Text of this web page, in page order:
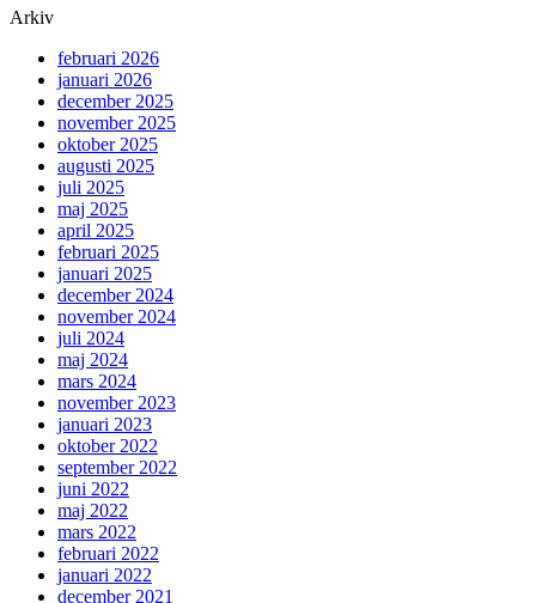
Arkiv
februari 2026
januari 2026
december 2025
november 2025
oktober 2025
augusti 2025
juli 2025
maj 2025
april 2025
februari 2025
januari 2025
december 2024
november 2024
juli 2024
maj 2024
mars 2024
november 2023
januari 2023
oktober 2022
september 2022
juni 2022
maj 2022
mars 2022
februari 2022
januari 2022
december 2021